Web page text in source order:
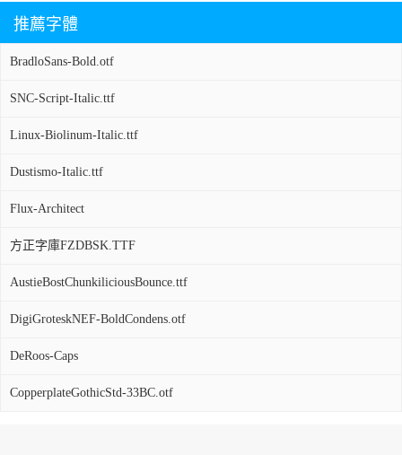
推薦字體
BradloSans-Bold.otf
SNC-Script-Italic.ttf
Linux-Biolinum-Italic.ttf
Dustismo-Italic.ttf
Flux-Architect
方正字庫FZDBSK.TTF
AustieBostChunkiliciousBounce.ttf
DigiGroteskNEF-BoldCondens.otf
DeRoos-Caps
CopperplateGothicStd-33BC.otf